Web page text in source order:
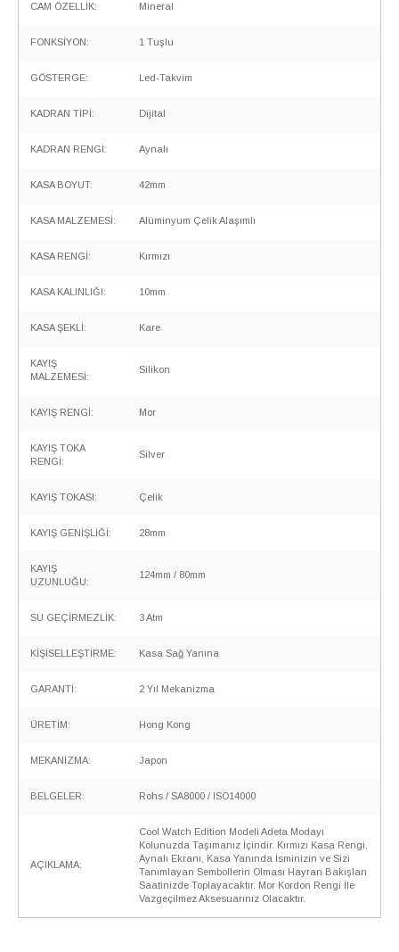
CAM ÖZELLİK: Mineral
FONKSİYON: 1 Tuşlu
GÖSTERGE: Led-Takvim
KADRAN TİPİ: Dijital
KADRAN RENGİ: Aynalı
KASA BOYUT: 42mm
KASA MALZEMESİ: Alüminyum Çelik Alaşımlı
KASA RENGİ: Kırmızı
KASA KALINLIĞI: 10mm
KASA ŞEKLİ: Kare
KAYIŞ
MALZEMESİ:
Silikon
KAYIŞ RENGİ: Mor
KAYIŞ TOKA
RENGİ:
Silver
KAYIŞ TOKASI: Çelik
KAYIŞ GENİŞLİĞİ: 28mm
KAYIŞ
UZUNLUĞU:
124mm / 80mm
SU GEÇİRMEZLİK: 3 Atm
KİŞİSELLEŞTİRME: Kasa Sağ Yanına
GARANTİ: 2 Yıl Mekanizma
ÜRETİM: Hong Kong
MEKANİZMA: Japon
BELGELER: Rohs / SA8000 / ISO14000
AÇIKLAMA:
Cool Watch Edition Modeli Adeta Modayı
Kolunuzda Taşımanız İçindir. Kırmızı Kasa Rengi,
Aynalı Ekranı, Kasa Yanında İsminizin ve Sizi
Tanımlayan Sembollerin Olması Hayran Bakışları
Saatinizde Toplayacaktır. Mor Kordon Rengi İle
Vazgeçilmez Aksesuarınız Olacaktır.